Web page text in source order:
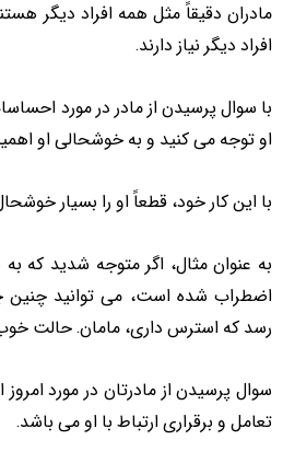
مادران دقیقاً مثل همه افراد دیگر
افراد دیگر نیاز دارند.
با سوال پرسیدن از مادر در مورد
او توجه می کنید و به خوشحالی او
با این کار خود، قطعاً او را بسیار
به عنوان مثال، اگر متوجه شدید که
اضطراب شده است، می توانید چنین
رسد که استرس داری، مامان. حالت
سوال پرسیدن از مادرتان در مورد
تعامل و برقراری ارتباط با او می باشد.